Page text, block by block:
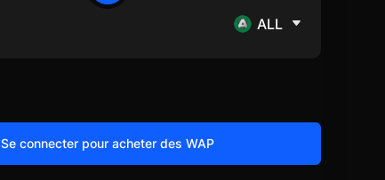
ALL
Se connecter pour acheter des WAP